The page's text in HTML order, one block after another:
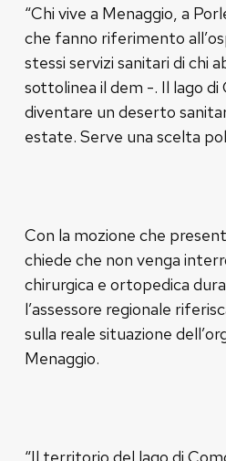
“Chi vive a Menaggio, a
che fanno riferimento
stessi servizi sanitari di chi
sottolinea il dem -. Il lago di
diventare un deserto
estate. Serve una scelta
Con la mozione che
chiede che non venga
chirurgica e ortopedica
l’assessore regionale
sulla reale situazione
Menaggio.
“Il territorio del lago di